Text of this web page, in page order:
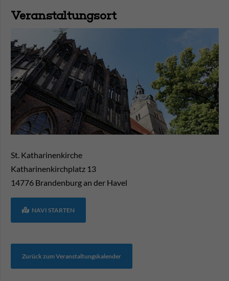
Veranstaltungsort
St. Katharinenkirche
Katharinenkirchplatz 13
14776 Brandenburg an der Havel
NAVI STARTEN
Zurück zum Veranstaltungskalender